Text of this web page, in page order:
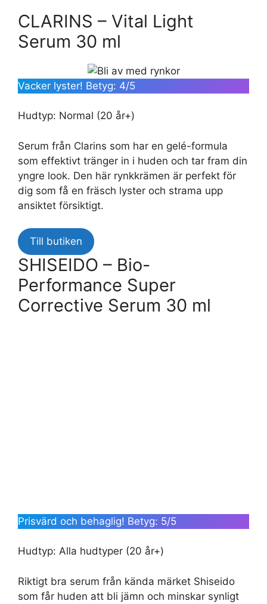
CLARINS – Vital Light
Serum 30 ml
Vacker lyster! Betyg: 4/5
Hudtyp: Normal (20 år+)
Serum från Clarins som har en gelé-formula
som effektivt tränger in i huden och tar fram din
yngre look. Den här rynkkrämen är perfekt för
dig som få en fräsch lyster och strama upp
ansiktet försiktigt.
Till butiken
SHISEIDO – Bio-
Performance Super
Corrective Serum 30 ml
Prisvärd och behaglig! Betyg: 5/5
Hudtyp: Alla hudtyper (20 år+)
Riktigt bra serum från kända märket Shiseido
som får huden att bli jämn och minskar synligt